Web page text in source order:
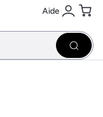
Aide
Se